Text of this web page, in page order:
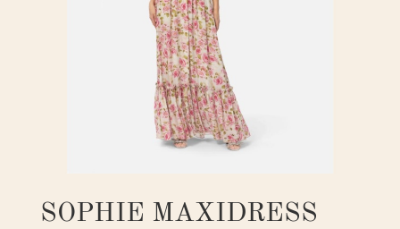
SOPHIE MAXIDRESS